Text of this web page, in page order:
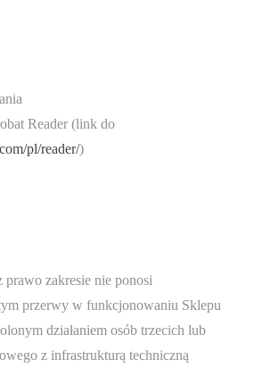
Reader (link do
pl/reader/)
prawo zakresie nie ponosi
przerwy w funkcjonowaniu Sklepu
działaniem osób trzecich lub
z infrastrukturą techniczną